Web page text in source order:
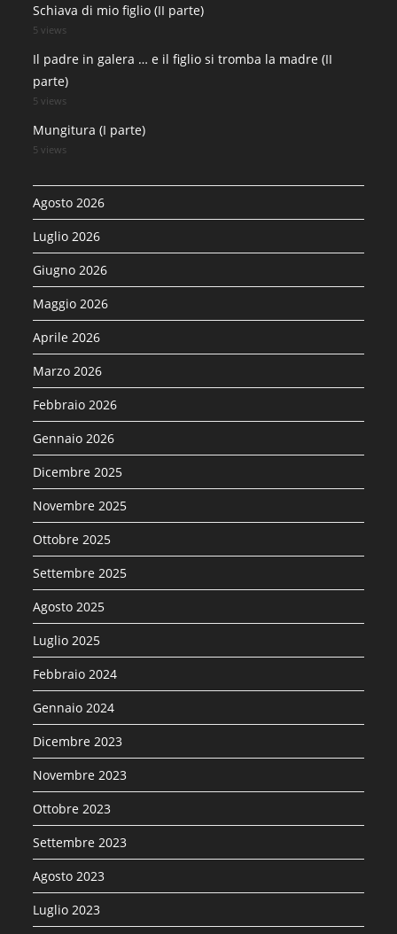
Schiava di mio figlio (II parte)
5 views
Il padre in galera … e il figlio si tromba la madre (II
parte)
5 views
Mungitura (I parte)
5 views
Agosto 2026
Luglio 2026
Giugno 2026
Maggio 2026
Aprile 2026
Marzo 2026
Febbraio 2026
Gennaio 2026
Dicembre 2025
Novembre 2025
Ottobre 2025
Settembre 2025
Agosto 2025
Luglio 2025
Febbraio 2024
Gennaio 2024
Dicembre 2023
Novembre 2023
Ottobre 2023
Settembre 2023
Agosto 2023
Luglio 2023